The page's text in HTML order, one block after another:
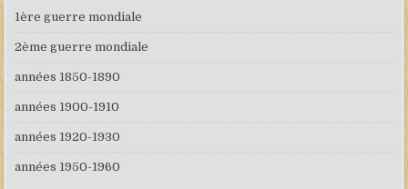
1ère guerre mondiale
2ème guerre mondiale
années 1850-1890
années 1900-1910
années 1920-1930
années 1950-1960